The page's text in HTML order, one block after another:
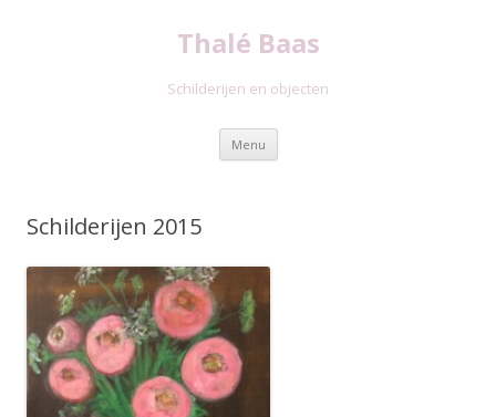
Thalé Baas
Schilderijen en objecten
Menu Spring
inhoud
Schilderijen 2015